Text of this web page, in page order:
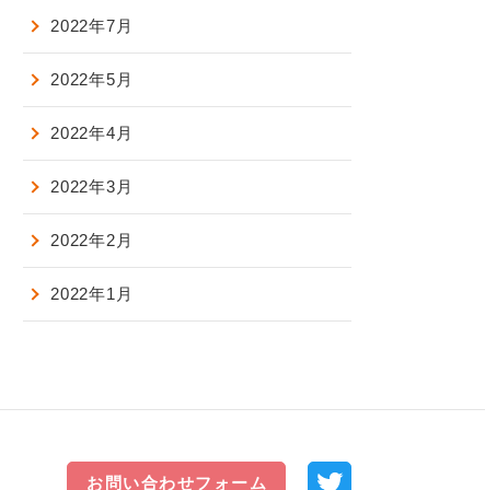
2022年7月
2022年5月
2022年4月
2022年3月
2022年2月
2022年1月
お問い合わせフォーム